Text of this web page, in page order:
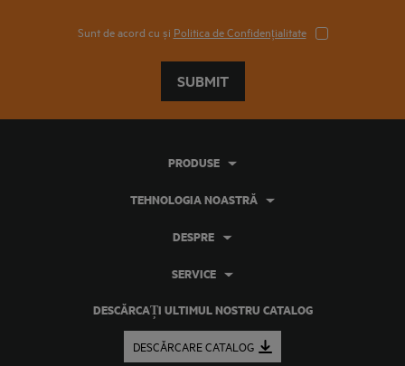
Sunt de acord cu și Politica de Confidențialitate
SUBMIT
DESCĂRCAȚI ULTIMUL NOSTRU CATALOG
DESCĂRCARE CATALOG
PRODUSE
TEHNOLOGIA NOASTRĂ
DESPRE
SERVICE